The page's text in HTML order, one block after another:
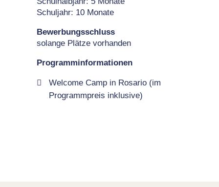
Schuljahr: 10 Monate
Bewerbungsschluss
solange Plätze vorhanden
Programminformationen
Welcome Camp in Rosario (im
Programmpreis inklusive)